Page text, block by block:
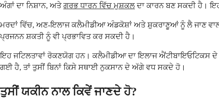
ਅੰਗਾਂ ਦਾ ਨਿਸ਼ਾਨ, ਅਤੇਗਰਭ ਧਾਰਨ ਵਿੱਚ ਮੁਸ਼ਕਲ ਦਾ ਕਾਰਨ ਬਣ ਸਕਦੀ ਹੈ।
ਮਰਦਾਂ ਵਿੱਚ, ਅਣ-ਇਲਾਜ ਕਲੈਮੀਡੀਆ ਅੰਡਕੋਸ਼ਾਂ ਅਤੇ ਸ਼ੁਕਰਾਣੂਆਂ ਨੂੰ ਲੈ ਜਾਣ
ਪ੍ਰਜਨਨ ਸ਼ਕਤੀ ਨੂੰ ਵੀ ਪ੍ਰਭਾਵਿਤ ਕਰ ਸਕਦੀ ਹੈ।
ਇਹ ਜਟਿਲਤਾਵਾਂ ਰੋਕਣਯੋਗ ਹਨ। ਕਲੈਮੀਡੀਆ ਦਾ ਇਲਾਜ ਐਂਟੀਬਾਇਓਟਿਕਸ ਦੇ
ਗਈ ਹੈ, ਤਾਂ ਤੁਸੀਂ ਬਿਨਾਂ ਕਿਸੇ ਸਥਾਈ ਨੁਕਸਾਨ ਦੇ ਅੱਗੇ ਵਧ ਸਕਦੇ ਹੋ।
ਤੁਸੀਂ ਯਕੀਨ ਨਾਲ ਕਿਵੇਂ ਜਾਣਦੇ ਹੋ?